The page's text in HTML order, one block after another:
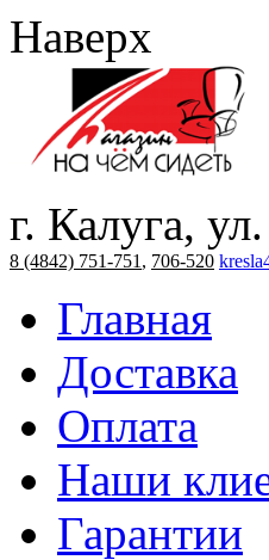
Наверх
г. Калуга,
8 (4842) 751-751 , 706-520
Главная
Доставка
Оплата
Наши
Гарантии